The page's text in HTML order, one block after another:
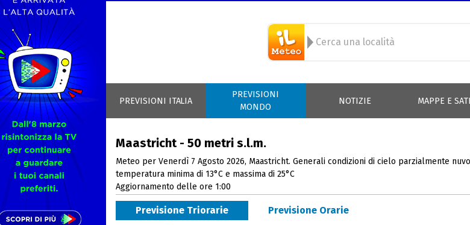
PREVISIONI ITALIA
PREVISIONI
MONDO
NOTIZIE MAPPE E
Maastricht - 50 metri s.l.m.
Meteo per Venerdì 7 Agosto 2026, Maastricht. Generali condizioni di cielo parzialmente
temperatura minima di 13°C e massima di 25°C
Aggiornamento delle ore 1:00
Previsione Triorarie Previsione Orarie